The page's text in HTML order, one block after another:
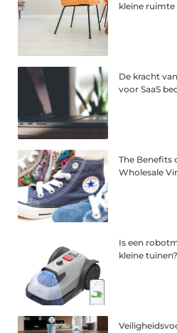
kleine ruimte
De kracht
voor SaaS
The Benefits
Wholesale
Is een
kleine tuinen?